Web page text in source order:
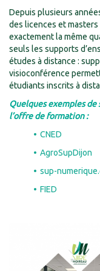
Depuis plusieurs
des licences et
exactement la même
seuls les supports
études à distance :
visioconférence
étudiants inscrits à
Quelques exemples
l’offre de formation :
CNED
AgroSupDijon
sup-
FIED